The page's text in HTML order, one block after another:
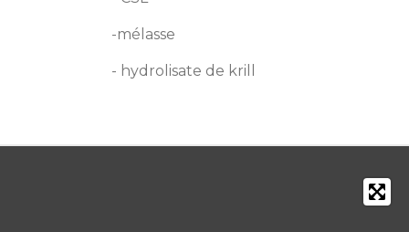
-mélasse
- hydrolisate de krill